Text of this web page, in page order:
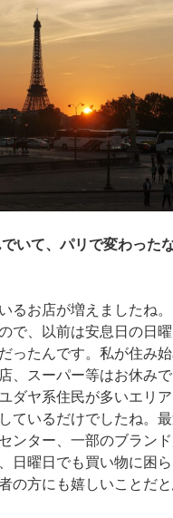
いて、パリで変わった
るお店が増えましたね
で、以前は安息日の日
ったんです。私が住み
、スーパー等はお休み
ダヤ系住民が多いエリ
ているだけでしたね。
ンター、一部のブラン
日曜日でも買い物に困
の方にも嬉しいことだと